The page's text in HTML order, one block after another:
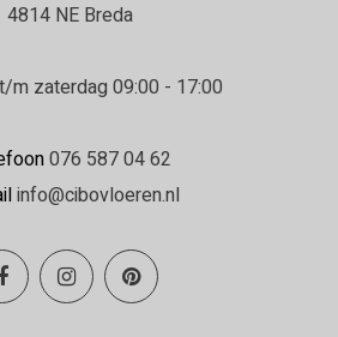
4814 NE Breda
m zaterdag 09:00 - 17:00
076 587 04 62
info@cibovloeren.nl